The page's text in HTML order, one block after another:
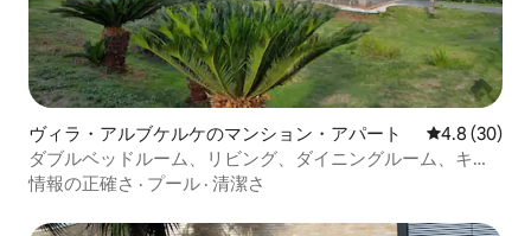
ヴィラ・アルブケルケのマンション・アパート レビュー30
4.8 (30)
ダブルベッドルーム、リビング、ダイニングルーム、キッ
チン、バスルームのアパート
情報の正確さ · プール · 清潔さ